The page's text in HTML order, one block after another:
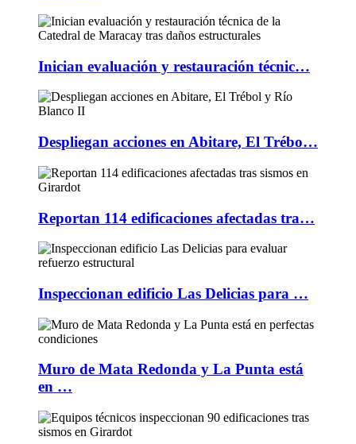
Inician evaluación y restauración técnic…
Despliegan acciones en Abitare, El Trébo…
Reportan 114 edificaciones afectadas tra…
Inspeccionan edificio Las Delicias para …
Muro de Mata Redonda y La Punta está
en …